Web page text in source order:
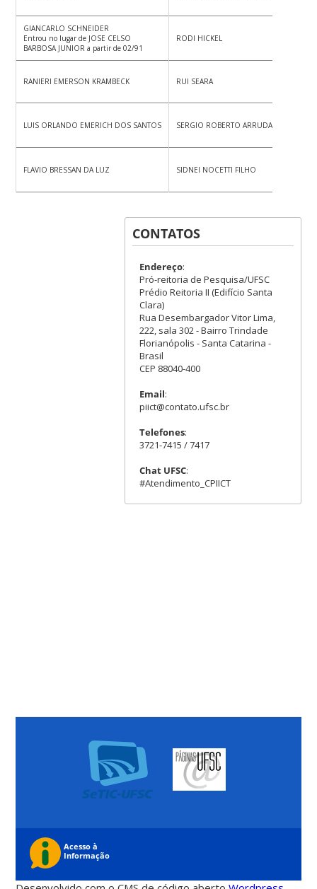
GIANCARLO SCHNEIDER
Entrou no lugar de JOSE CELSO
BARBOSA JUNIOR a partir de 02/91
RODI HICKEL
RANIERI EMERSON KRAMBECK RUI SEARA
LUIS ORLANDO EMERICH DOS SANTOS SERGIO ROBERTO ARRUDA
FLAVIO BRESSAN DA LUZ SIDNEI NOCETTI FILHO
CONTATOS
Endereço:
Pró-reitoria de Pesquisa/UFSC
Prédio Reitoria II (Edifício Santa
Clara)
Rua Desembargador Vitor Lima,
222, sala 302 - Bairro Trindade
Florianópolis - Santa Catarina -
Brasil
CEP 88040-400
Email:
piict@contato.ufsc.br
Telefones:
3721-7415 / 7417
Chat UFSC:
#Atendimento_CPIICT